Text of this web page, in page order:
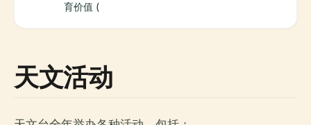
育价值 (
天文活动